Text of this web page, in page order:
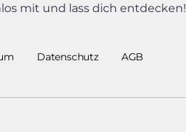
mit und lass dich entdecken!
Datenschutz AGB